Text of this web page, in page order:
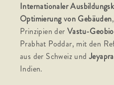
Internationaler
Optimierung von Gebäuden
Prinzipien derVastu-
Prabhat Poddar, mit den
aus der Schweiz und
Indien.